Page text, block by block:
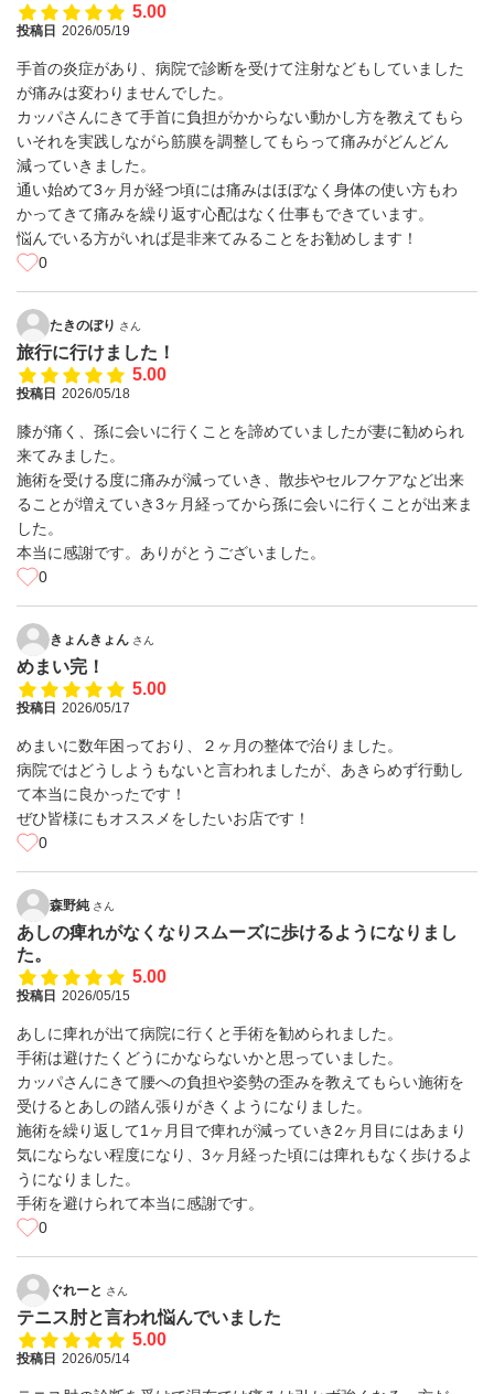
5.00
投稿日 2026/05/19
手首の炎症があり、病院で診断を受けて注射などもしていました
が痛みは変わりませんでした。
カッパさんにきて手首に負担がかからない動かし方を教えてもら
いそれを実践しながら筋膜を調整してもらって痛みがどんどん
減っていきました。
通い始めて3ヶ月が経つ頃には痛みはほぼなく身体の使い方もわ
かってきて痛みを繰り返す心配はなく仕事もできています。
悩んでいる方がいれば是非来てみることをお勧めします！
0
たきのぼり さん
旅行に行けました！
5.00
投稿日 2026/05/18
膝が痛く、孫に会いに行くことを諦めていましたが妻に勧められ
来てみました。
施術を受ける度に痛みが減っていき、散歩やセルフケアなど出来
ることが増えていき3ヶ月経ってから孫に会いに行くことが出来ま
した。
本当に感謝です。ありがとうございました。
0
きょんきょん さん
めまい完！
5.00
投稿日 2026/05/17
めまいに数年困っており、２ヶ月の整体で治りました。
病院ではどうしようもないと言われましたが、あきらめず行動し
て本当に良かったです！
ぜひ皆様にもオススメをしたいお店です！
0
森野純 さん
あしの痺れがなくなりスムーズに歩けるようになりまし
た。
5.00
投稿日 2026/05/15
あしに痺れが出て病院に行くと手術を勧められました。
手術は避けたくどうにかならないかと思っていました。
カッパさんにきて腰への負担や姿勢の歪みを教えてもらい施術を
受けるとあしの踏ん張りがきくようになりました。
施術を繰り返して1ヶ月目で痺れが減っていき2ヶ月目にはあまり
気にならない程度になり、3ヶ月経った頃には痺れもなく歩けるよ
うになりました。
手術を避けられて本当に感謝です。
0
ぐれーと さん
テニス肘と言われ悩んでいました
5.00
投稿日 2026/05/14